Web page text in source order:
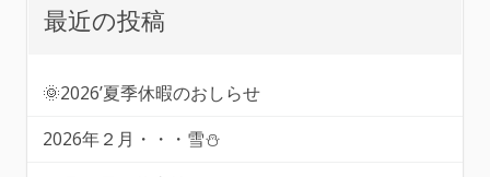
最近の投稿
🌞2026’夏季休暇のおしらせ
2026年２月・・・雪⛄